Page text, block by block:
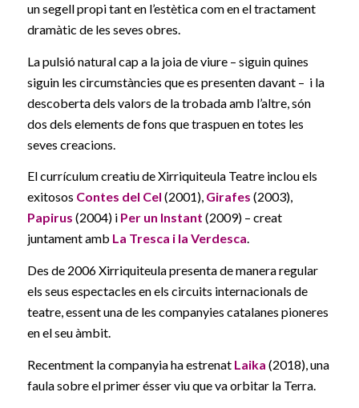
un segell propi tant en l’estètica com en el tractament
dramàtic de les seves obres.
La pulsió natural cap a la joia de viure – siguin quines
siguin les circumstàncies que es presenten davant – i la
descoberta dels valors de la trobada amb l’altre, són
dos dels elements de fons que traspuen en totes les
seves creacions.
El currículum creatiu de Xirriquiteula Teatre inclou els
exitosos Contes del Cel (2001), Girafes (2003),
Papirus (2004) i Per un Instant (2009) – creat
juntament amb La Tresca i la Verdesca.
Des de 2006 Xirriquiteula presenta de manera regular
els seus espectacles en els circuits internacionals de
teatre, essent una de les companyies catalanes pioneres
en el seu àmbit.
Recentment la companyia ha estrenat Laika (2018), una
faula sobre el primer ésser viu que va orbitar la Terra.